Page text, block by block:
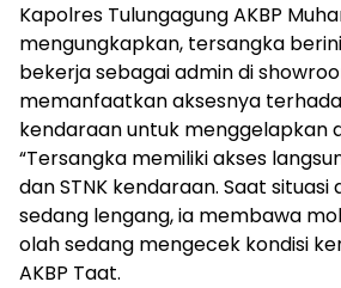
Kapolres Tulungagung AKBP
mengungkapkan, tersangka
bekerja sebagai admin di
memanfaatkan aksesnya
kendaraan untuk menggelapkan
“Tersangka memiliki akses
dan STNK kendaraan. Saat situasi
sedang lengang, ia membawa
olah sedang mengecek kondisi
AKBP Taat.